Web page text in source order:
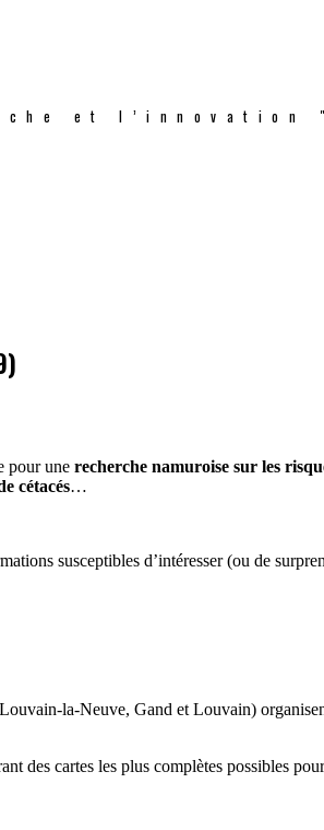
et l’innovation
pour une recherche namuroise sur les
cétacés…
susceptibles d’intéresser (ou de
la-Neuve, Gand et Louvain)
des cartes les plus complètes possibles